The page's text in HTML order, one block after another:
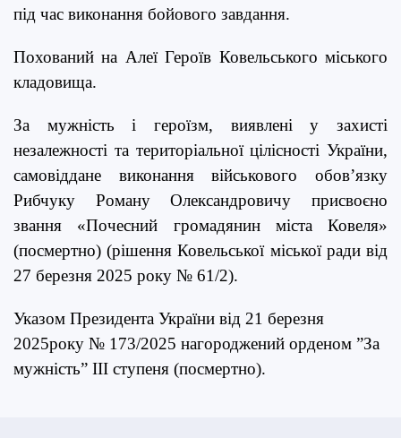
під час виконання бойового завдання.
Похований на Алеї Героїв Ковельського міського
кладовища.
За мужність і героїзм, виявлені у захисті
незалежності та територіальної цілісності України,
самовіддане виконання військового обов’язку
Рибчуку Роману Олександровичу присвоєно
звання «Почесний громадянин міста Ковеля»
(посмертно) (рішення Ковельської міської ради від
27 березня 2025 року № 61/2).
Указом Президента України від 21 березня
2025року № 173/2025 нагороджений орденом ”За
мужність” ІІІ ступеня (посмертно).